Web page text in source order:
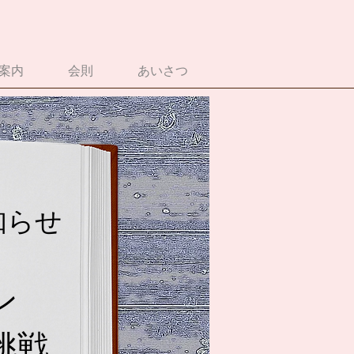
内 会則 あいさつ
らせ
戦